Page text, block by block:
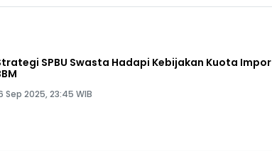
SPBU Swasta Hadapi Kebijakan Kuota Impor
Sep 2025, 23:45 WIB